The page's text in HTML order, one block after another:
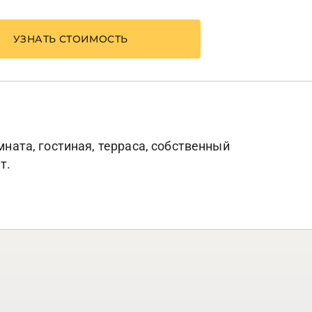
УЗНАТЬ СТОИМОСТЬ
гостиная, терраса, собственный